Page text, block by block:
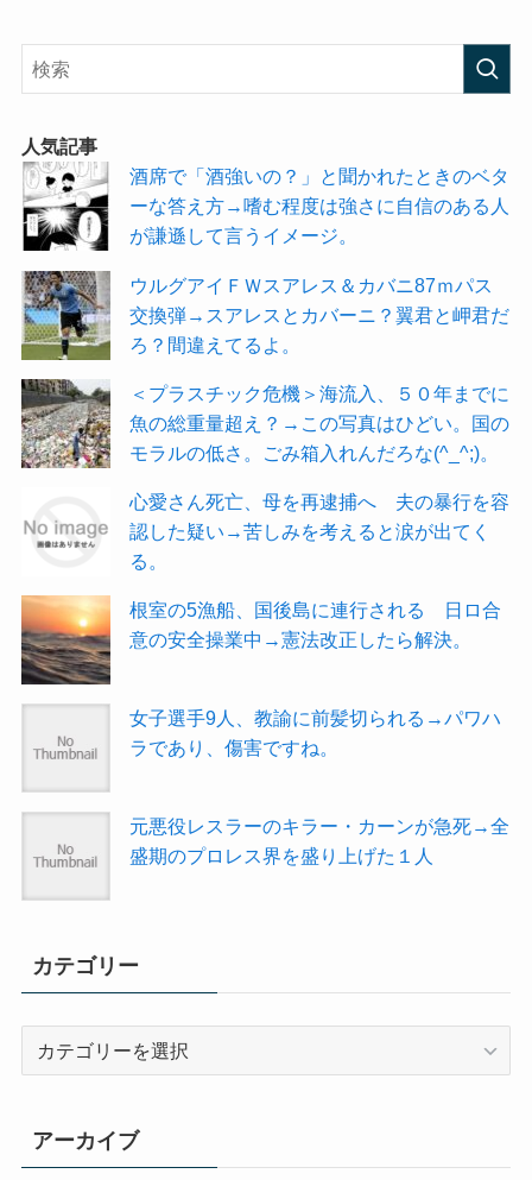
人気記事
酒席で「酒強いの？」と聞かれたときのベタ
ーな答え方→嗜む程度は強さに自信のある人
が謙遜して言うイメージ。
ウルグアイＦＷスアレス＆カバニ87ｍパス
交換弾→スアレスとカバーニ？翼君と岬君だ
ろ？間違えてるよ。
＜プラスチック危機＞海流入、５０年までに
魚の総重量超え？→この写真はひどい。国の
モラルの低さ。ごみ箱入れんだろな(^_^;)。
心愛さん死亡、母を再逮捕へ 夫の暴行を容
認した疑い→苦しみを考えると涙が出てく
る。
根室の5漁船、国後島に連行される 日ロ合
意の安全操業中→憲法改正したら解決。
女子選手9人、教諭に前髪切られる→パワハ
ラであり、傷害ですね。
元悪役レスラーのキラー・カーンが急死→全
盛期のプロレス界を盛り上げた１人
カテゴリー
リ
ー
アーカイブ